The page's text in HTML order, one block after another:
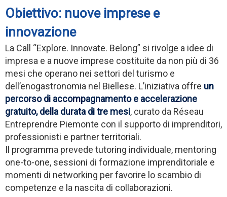
Obiettivo: nuove imprese e
innovazione
La Call “Explore. Innovate. Belong” si rivolge a idee di
impresa e a nuove imprese costituite da non più di 36
mesi che operano nei settori del turismo e
dell’enogastronomia nel Biellese. L’iniziativa offre un
percorso di accompagnamento e accelerazione
gratuito, della durata di tre mesi, curato da Réseau
Entreprendre Piemonte con il supporto di imprenditori,
professionisti e partner territoriali.
Il programma prevede tutoring individuale, mentoring
one-to-one, sessioni di formazione imprenditoriale e
momenti di networking per favorire lo scambio di
competenze e la nascita di collaborazioni.